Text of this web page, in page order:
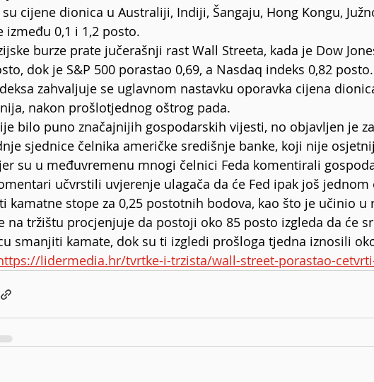
cijene dionica u Australiji, Indiji, Šangaju, Hong Kongu,
između 0,1 i 1,2 posto.
burze prate jučerašnji rast Wall Streeta, kada je Dow
dok je S&P 500 porastao 0,69, a Nasdaq indeks 0,82 posto.
zahvaljuje se uglavnom nastavku oporavka cijena
nakon prošlotjednog oštrog pada.
bilo puno značajnijih gospodarskih vijesti, no objavljen je
sjednice čelnika američke središnje banke, koji nije
su u međuvremenu mnogi čelnici Feda komentirali
učvrstili uvjerenje ulagača da će Fed ipak još jednom
kamatne stope za 0,25 postotnih bodova, kao što je učinio
na tržištu procjenjuje da postoji oko 85 posto izgleda da će
smanjiti kamate, dok su ti izgledi prošloga tjedna iznosili
lidermedia.hr/tvrtke-i-trzista/wall-street-porastao-